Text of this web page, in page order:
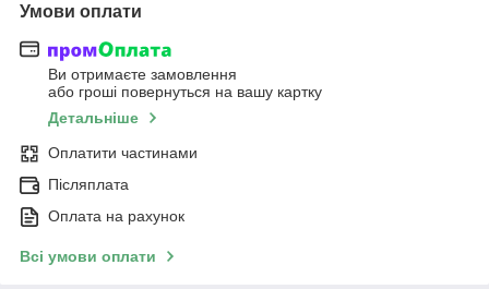
Умови оплати
Ви отримаєте замовлення
або гроші повернуться на вашу картку
Детальніше
Оплатити частинами
Післяплата
Оплата на рахунок
Всі умови оплати